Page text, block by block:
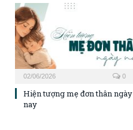
02/06/2026 0
Hiện tượng mẹ đơn thân ngày
nay